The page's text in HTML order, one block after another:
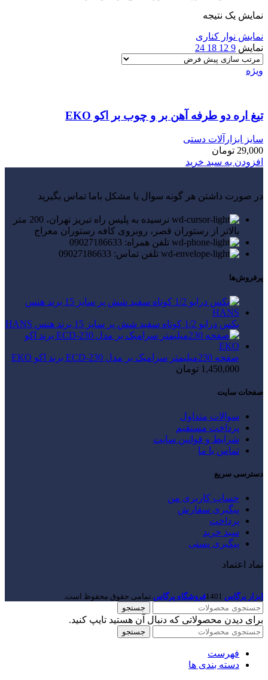
نمایش یک نتیجه
نمایش نوار کناری
نمایش 9
12
18
24
ویژه
تیغ اره دو طرفه آهن بر و چوب بر اکو EKO
سایز ابزارآلات دستی
29,000 تومان
افزودن به سبد خرید
در صورت داشتن هر گونه سوال یا مشکل باما تماس بگیرید
نرسیده به پلیس راه تبریز تهران، 200 متر
بالاتر از رستوران قصر، روبروی کافه رستوران معراج
تلفن همراه: 09027186633
تلفن تماس: 09027186633
پرفروش‌ها
بکس درایو 1/2 کوتاه سفید شش پر سایز 15 برند هنس HANS
صفحه 230میلیمتر سرامیک بر مدل ECD-230 برند اکو EKO
1,450,000 تومان
صفحات سایت
سوالات متداول
پرداخت مستقیم
شرایط و قوانین سایت
تماس با ما
دسترسی سریع
حساب کاربری من
پیگیری سفارش
پرداخت
سبد خرید
پیگیری پستی
نماد اعتماد
ابزار پرگاس 1401فروشگاه پرگاس.تمامی حقوق محفوظ است.
جستجو
برای دیدن محصولاتی که دنبال آن هستید تایپ کنید.
جستجو
فهرست
دسته بندی ها